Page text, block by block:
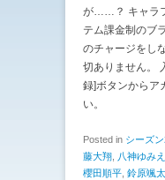
が……？ キャラ
テム課金制のブ
のチャージをし
切ありません。
録]ボタンからア
い。
Posted in シーズ
藤大翔
八神ゆみえ
櫻田順平 鈴原颯太